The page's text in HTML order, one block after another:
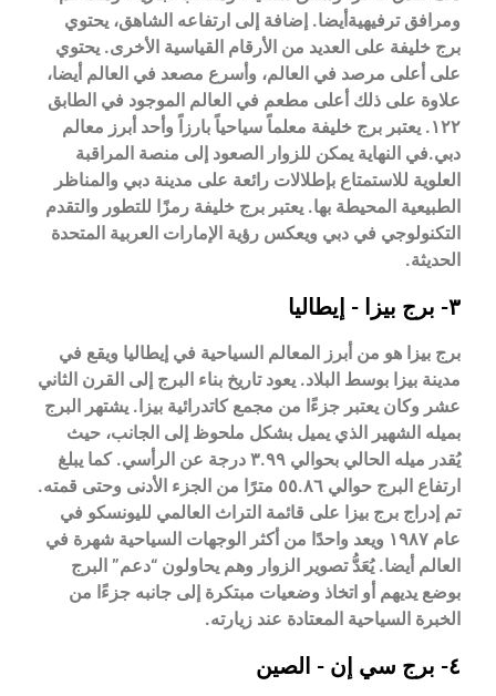
ومرافق ترفيهيةأيضا. إضافة إلى ارتفاعه الشاهق، يحتوي
برج خليفة على العديد من الأرقام القياسية الأخرى. يحتوي
على أعلى مرصد في العالم، وأسرع مصعد في العالم أيضا،
علاوة على ذلك أعلى مطعم في العالم الموجود في الطابق
١٢٢. يعتبر برج خليفة معلماً سياحياً بارزاً وأحد أبرز معالم
دبي.في النهاية يمكن للزوار الصعود إلى منصة المراقبة
العلوية للاستمتاع بإطلالات رائعة على مدينة دبي والمناظر
الطبيعية المحيطة بها. يعتبر برج خليفة رمزًا للتطور والتقدم
التكنولوجي في دبي ويعكس رؤية الإمارات العربية المتحدة
الحديثة.
٣- برج بيزا - إيطاليا
برج بيزا هو من أبرز المعالم السياحية في إيطاليا ويقع في
مدينة بيزا بوسط البلاد. يعود تاريخ بناء البرج إلى القرن الثاني
عشر وكان يعتبر جزءًا من مجمع كاتدرائية بيزا. يشتهر البرج
بميله الشهير الذي يميل بشكل ملحوظ إلى الجانب، حيث
يُقدر ميله الحالي بحوالي ٣.٩٩ درجة عن الرأسي. كما يبلغ
ارتفاع البرج حوالي ٥٥.٨٦ مترًا من الجزء الأدنى وحتى قمته.
تم إدراج برج بيزا على قائمة التراث العالمي لليونسكو في
عام ١٩٨٧ ويعد واحدًا من أكثر الوجهات السياحية شهرة في
العالم أيضا. يُعَدُّ تصوير الزوار وهم يحاولون “دعم” البرج
بوضع يديهم أو اتخاذ وضعيات مبتكرة إلى جانبه جزءًا من
الخبرة السياحية المعتادة عند زيارته.
٤- برج سي إن - الصين